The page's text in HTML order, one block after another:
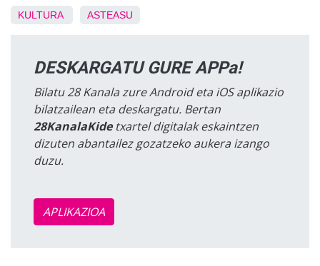
KULTURA ASTEASU
DESKARGATU GURE APPa!
Bilatu 28 Kanala zure Android eta iOS aplikazio
bilatzailean eta deskargatu. Bertan
28KanalaKidetxartel digitalak eskaintzen
dizuten abantailez gozatzeko aukera izango
duzu.
APLIKAZIOA